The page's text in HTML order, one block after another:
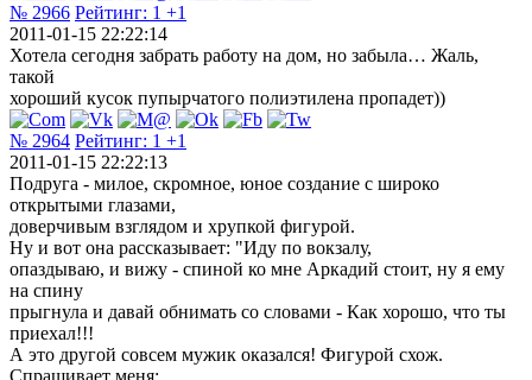
№ 2966 Рейтинг: 1 +1
2011-01-15 22:22:14
Хотела сегодня забрать работу на дом, но забыла… Жаль,
такой
хороший кусок пупырчатого полиэтилена пропадет))
№ 2964 Рейтинг: 1 +1
2011-01-15 22:22:13
Подруга - милое, скромное, юное создание с широко
открытыми глазами,
доверчивым взглядом и хрупкой фигурой.
Ну и вот она рассказывает: "Иду по вокзалу,
опаздываю, и вижу - спиной ко мне Аркадий стоит, ну я ему
на спину
прыгнула и давай обнимать со словами - Как хорошо, что ты
приехал!!!
А это другой совсем мужик оказался! Фигурой схож.
Спрашивает меня: